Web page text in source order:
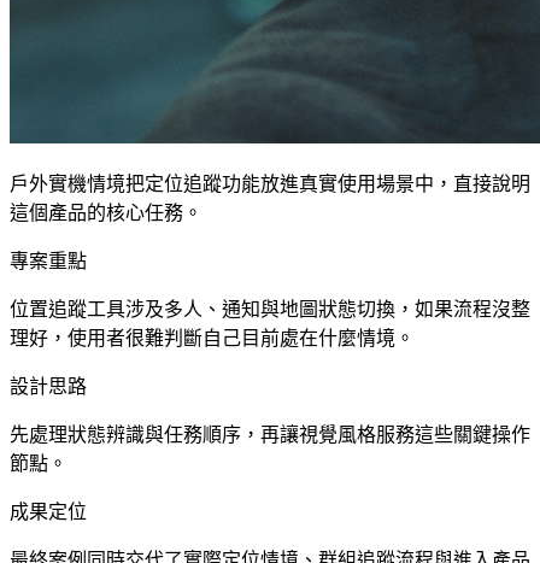
戶外實機情境把定位追蹤功能放進真實使用場景中，直接說明
這個產品的核心任務。
專案重點
位置追蹤工具涉及多人、通知與地圖狀態切換，如果流程沒整
理好，使用者很難判斷自己目前處在什麼情境。
設計思路
先處理狀態辨識與任務順序，再讓視覺風格服務這些關鍵操作
節點。
成果定位